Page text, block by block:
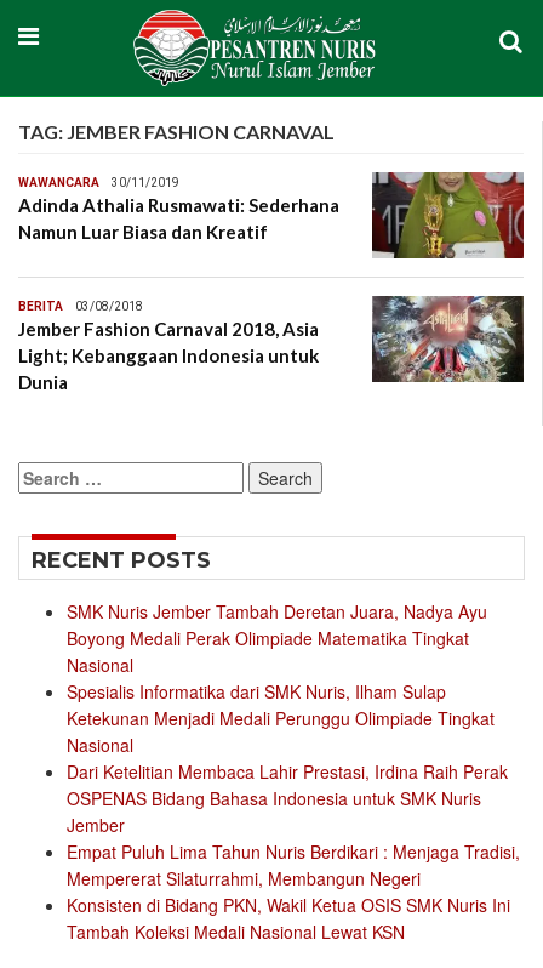
TAG: JEMBER FASHION CARNAVAL
WAWANCARA 30/11/2019
Adinda Athalia Rusmawati: Sederhana
Namun Luar Biasa dan Kreatif
BERITA 03/08/2018
Jember Fashion Carnaval 2018, Asia
Light; Kebanggaan Indonesia untuk
Dunia
Search
for:
RECENT POSTS
SMK Nuris Jember Tambah Deretan Juara, Nadya Ayu
Boyong Medali Perak Olimpiade Matematika Tingkat
Nasional
Spesialis Informatika dari SMK Nuris, Ilham Sulap
Ketekunan Menjadi Medali Perunggu Olimpiade Tingkat
Nasional
Dari Ketelitian Membaca Lahir Prestasi, Irdina Raih Perak
OSPENAS Bidang Bahasa Indonesia untuk SMK Nuris
Jember
Empat Puluh Lima Tahun Nuris Berdikari : Menjaga Tradisi,
Mempererat Silaturrahmi, Membangun Negeri
Konsisten di Bidang PKN, Wakil Ketua OSIS SMK Nuris Ini
Tambah Koleksi Medali Nasional Lewat KSN